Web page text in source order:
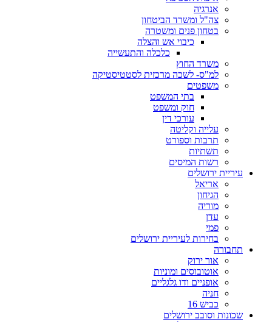
אנרגיה
צה"ל ומשרד הביטחון
בטחון פנים ומשטרה
כיבוי אש והצלה
כלכלה והתעשייה
משרד החוץ
למ"ס- לשכה מרכזית לסטטיסטיקה
משפטים
בתי המשפט
חוק ומשפט
עורכי דין
עלייה וקליטה
תרבות וספורט
תשתיות
רשות המיסים
עיריית ירושלים
אריאל
הגיחון
מוריה
עדן
פמי
בחירות לעיריית ירושלים
תחבורה
אור ירוק
אוטובוסים ומוניות
אופניים ודו גלגליים
חניה
כביש 16
שכונות וסובב ירושלים